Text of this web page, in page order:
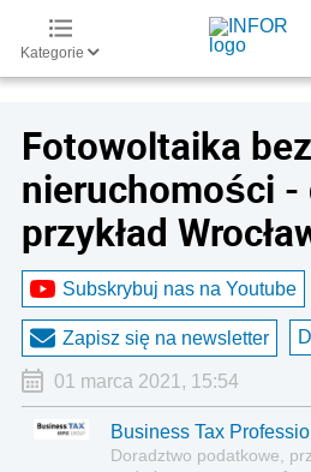
Kategorie
Fotowoltaika
nieruchomości -
przykład
Subskrybuj nas na Youtube
Zapisz się na newsletter
01 marca 2021, 15:54
Business Tax
Doradztwo podatkowe,